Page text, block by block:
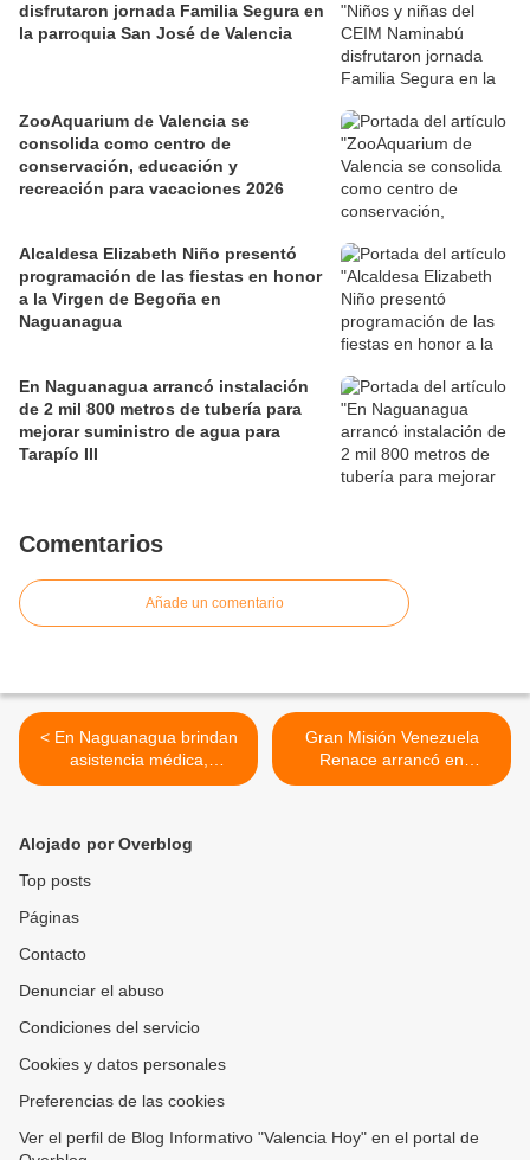
disfrutaron jornada Familia Segura en
la parroquia San José de Valencia
ZooAquarium de Valencia se
consolida como centro de
conservación, educación y
recreación para vacaciones 2026
Alcaldesa Elizabeth Niño presentó
programación de las fiestas en honor
a la Virgen de Begoña en
Naguanagua
En Naguanagua arrancó instalación
de 2 mil 800 metros de tubería para
mejorar suministro de agua para
Tarapío III
Comentarios
Añade un comentario
< En Naguanagua brindan
asistencia médica,
alimentaria y psicológica a
Gran Misión Venezuela
Renace arrancó en
Carabobo con mejoras en
Alojado por Overblog
Top posts
Páginas
Contacto
Denunciar el abuso
Condiciones del servicio
Cookies y datos personales
Preferencias de las cookies
Ver el perfil de Blog Informativo "Valencia Hoy" en el portal de